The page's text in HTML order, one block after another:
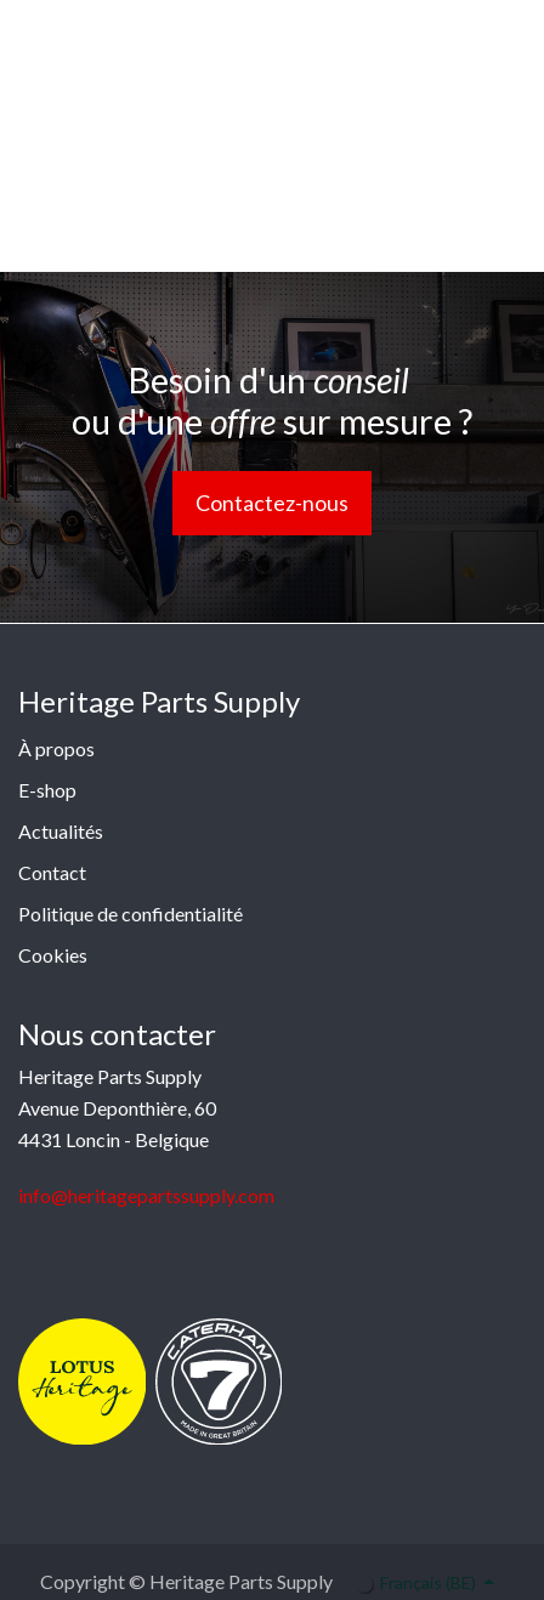
Besoin d'unconseil
ou d'uneoffresur mesure ?
Contactez-nous
Heritage Parts Supply
À propos
E-shop
Actualités
Contact
Politique de confidentialité
Cookies
Nous contacter
Heritage Parts Supply
Avenue Deponthière, 60
4431 Loncin - Belgique
info@heritagepartssupply.com
Copyright © Heritage Parts Supply Français (BE)